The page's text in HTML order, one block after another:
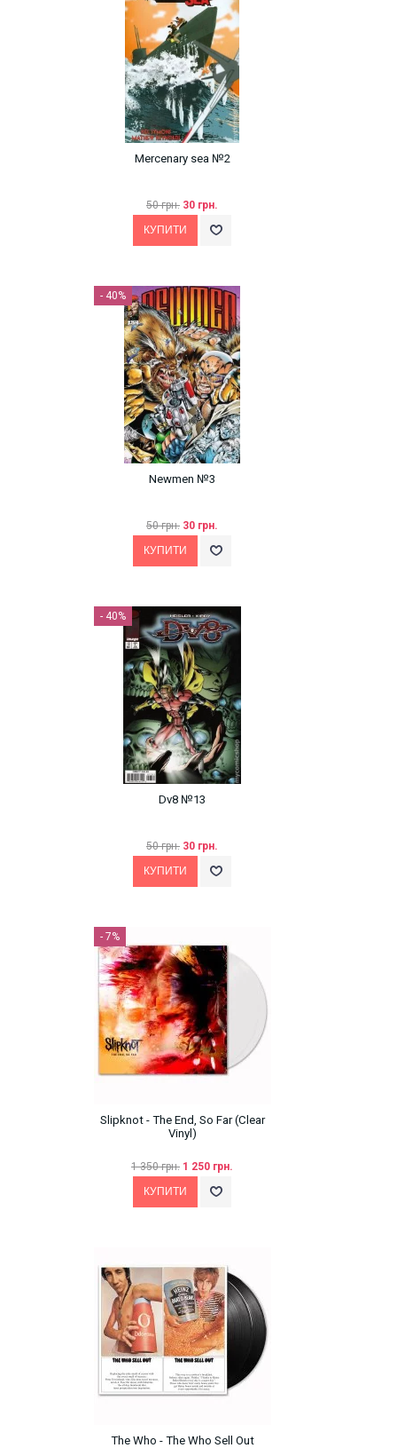
Mercenary sea №2
50 грн. 30 грн.
- 40%
Newmen №3
50 грн. 30 грн.
- 40%
Dv8 №13
50 грн. 30 грн.
- 7%
Slipknot - The End, So Far (Clear
Vinyl)
1 350 грн. 1 250 грн.
The Who - The Who Sell Out